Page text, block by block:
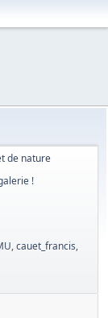
de nature
!
,cauet_francis,